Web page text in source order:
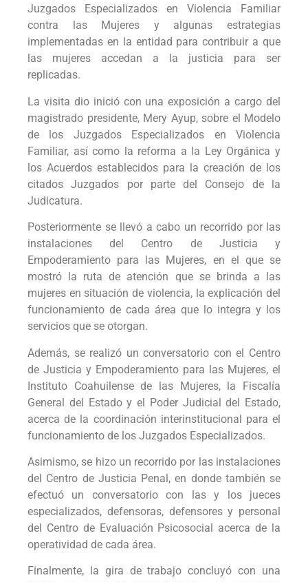
Juzgados Especializados en Violencia Familiar
contra las Mujeres y algunas estrategias
implementadas en la entidad para contribuir a que
las mujeres accedan a la justicia para ser
replicadas.
La visita dio inició con una exposición a cargo del
magistrado presidente, Mery Ayup, sobre el Modelo
de los Juzgados Especializados en Violencia
Familiar, así como la reforma a la Ley Orgánica y
los Acuerdos establecidos para la creación de los
citados Juzgados por parte del Consejo de la
Judicatura.
Posteriormente se llevó a cabo un recorrido por las
instalaciones del Centro de Justicia y
Empoderamiento para las Mujeres, en el que se
mostró la ruta de atención que se brinda a las
mujeres en situación de violencia, la explicación del
funcionamiento de cada área que lo integra y los
servicios que se otorgan.
Además, se realizó un conversatorio con el Centro
de Justicia y Empoderamiento para las Mujeres, el
Instituto Coahuilense de las Mujeres, la Fiscalía
General del Estado y el Poder Judicial del Estado,
acerca de la coordinación interinstitucional para el
funcionamiento de los Juzgados Especializados.
Asimismo, se hizo un recorrido por las instalaciones
del Centro de Justicia Penal, en donde también se
efectuó un conversatorio con las y los jueces
especializados, defensoras, defensores y personal
del Centro de Evaluación Psicosocial acerca de la
operatividad de cada área.
Finalmente, la gira de trabajo concluyó con una